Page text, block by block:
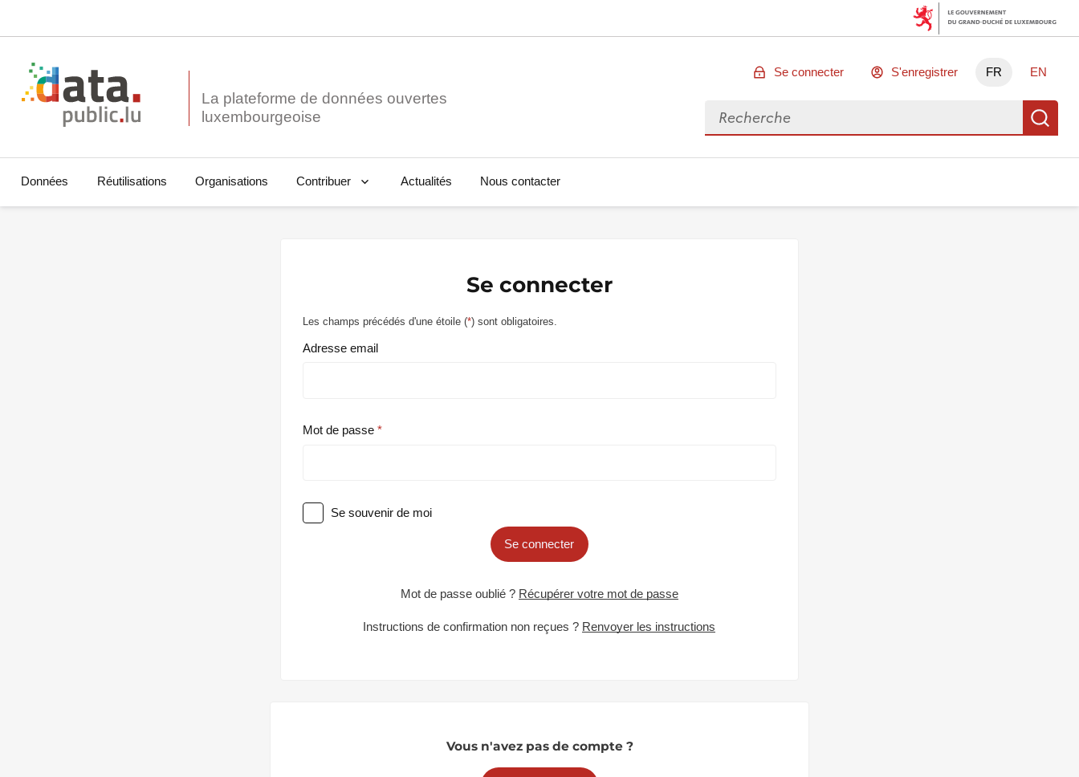
La plateforme de données ouvertes
Se connecter S'enregistrer FR EN
Rechercher des données
Données Réutilisations Organisations Contribuer Actualités Nous contacter
Se connecter
Les champs précédés d'une étoile (*) sont obligatoires.
Adresse email
Mot de passe
Se souvenir de moi
Se connecter
Mot de passe oublié ? Récupérer votre mot de passe
Instructions de confirmation non reçues ? Renvoyer les instructions
Vous n'avez pas de compte ?